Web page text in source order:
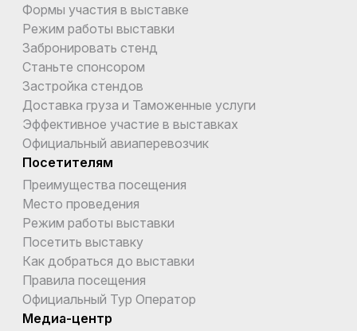
Формы участия в выставке
Режим работы выставки
Забронировать стенд
Станьте спонсором
Застройка стендов
Доставка груза и Таможенные услуги
Эффективное участие в выставках
Официальный авиаперевозчик
Посетителям
Преимущества посещения
Место проведения
Режим работы выставки
Посетить выставку
Как добраться до выставки
Правила посещения
Официальный Тур Оператор
Медиа-центр